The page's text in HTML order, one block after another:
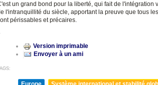
un grand bond pour la liberté, qui fait de l'intégration
l'intranquillité du siècle, apportant la preuve que tous
périssables et précaires.
Version imprimable
Envoyer à un ami